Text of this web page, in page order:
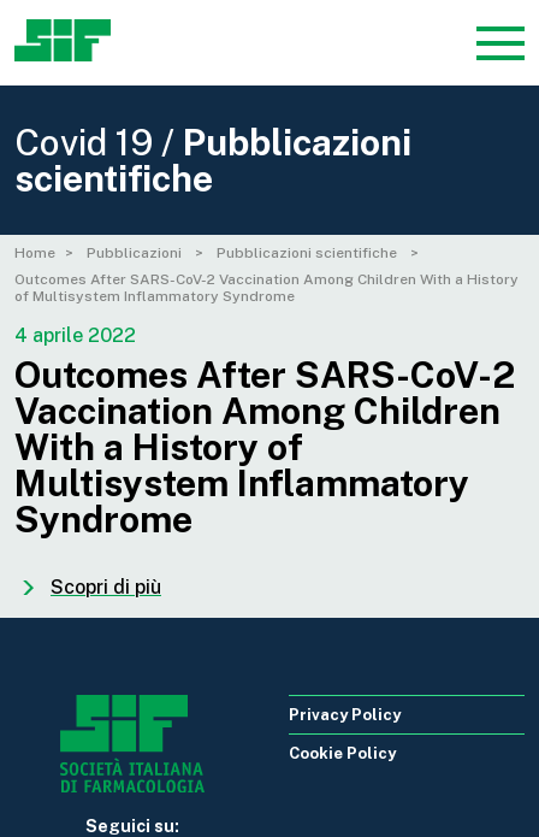
Covid 19 / Pubblicazioni
scientifiche
Home Pubblicazioni
Pubblicazioni scientifiche
Outcomes After SARS-CoV-2 Vaccination Among Children With a History
of Multisystem Inflammatory Syndrome
4 aprile 2022
Outcomes After SARS-CoV-2
Vaccination Among Children
With a History of
Multisystem Inflammatory
Syndrome
Scopri di più
Seguici su:
Privacy Policy
Cookie Policy